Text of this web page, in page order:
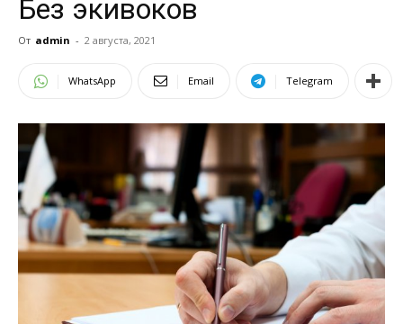
Без экивоков
От admin - 2 августа, 2021
WhatsApp Email Telegram